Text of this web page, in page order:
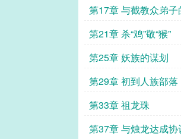
第17章 与截教众弟
锋＂
第21章 杀“鸡”敬“猴”
第25章 妖族的谋划
第29章 初到人族部落
第33章 祖龙珠
第37章 与烛龙达成协